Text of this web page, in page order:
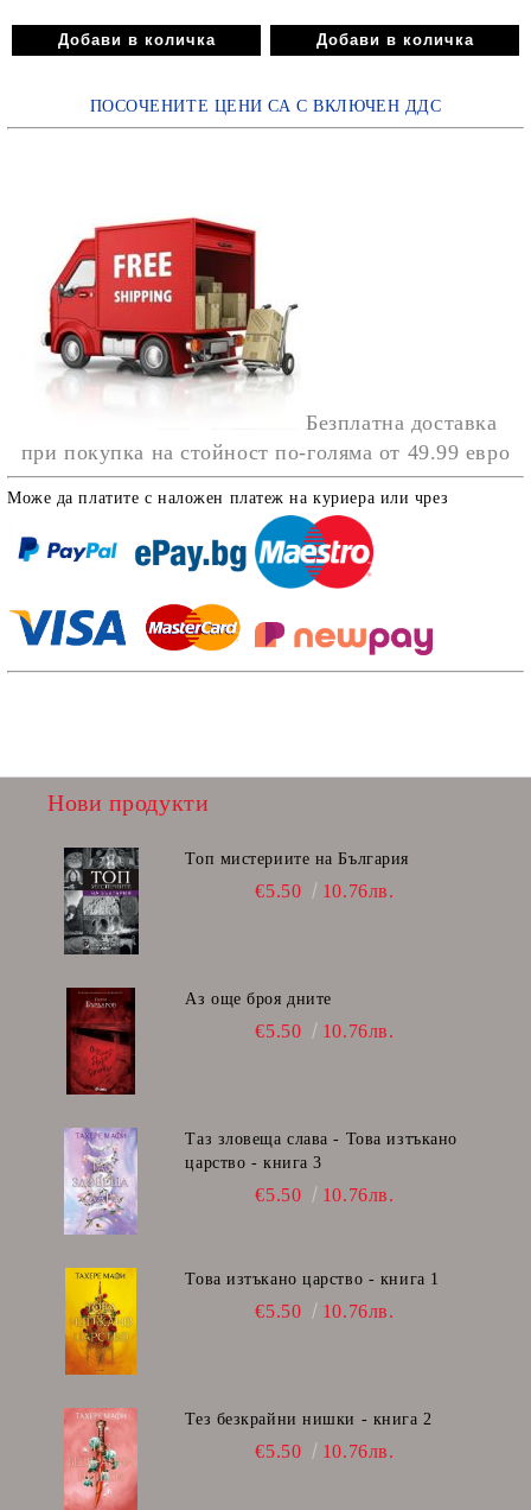
ПОСОЧЕНИТЕ ЦЕНИ СА С ВКЛЮЧЕН ДДС
Безплатна доставка
при покупка на стойност по-голяма от 49.99 евро
Може да платите с наложен платеж на куриера или чрез
Нови продукти
Топ мистериите на България
€5.50 10.76лв.
Аз още броя дните
€5.50 10.76лв.
Таз зловеща слава - Това изтъкано
царство - книга 3
€5.50 10.76лв.
Това изтъкано царство - книга 1
€5.50 10.76лв.
Тез безкрайни нишки - книга 2
€5.50 10.76лв.